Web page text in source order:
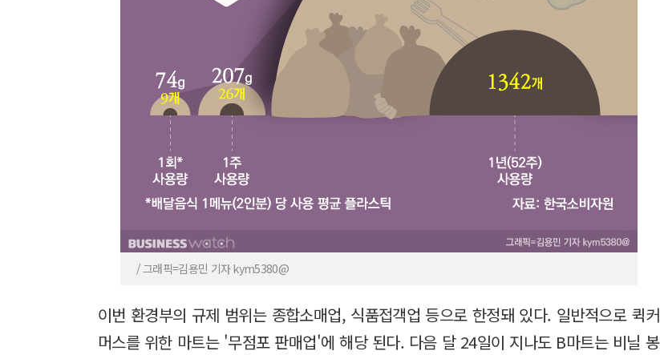
/ 그래픽=김용민 기자 kym5380@
이번 환경부의 규제 범위는 종합소매업, 식품접객업 등으로 한정돼 있다. 일반적으로 퀵커
머스를 위한 마트는 '무점포 판매업'에 해당 된다. 다음 달 24일이 지나도 B마트는 비닐 봉